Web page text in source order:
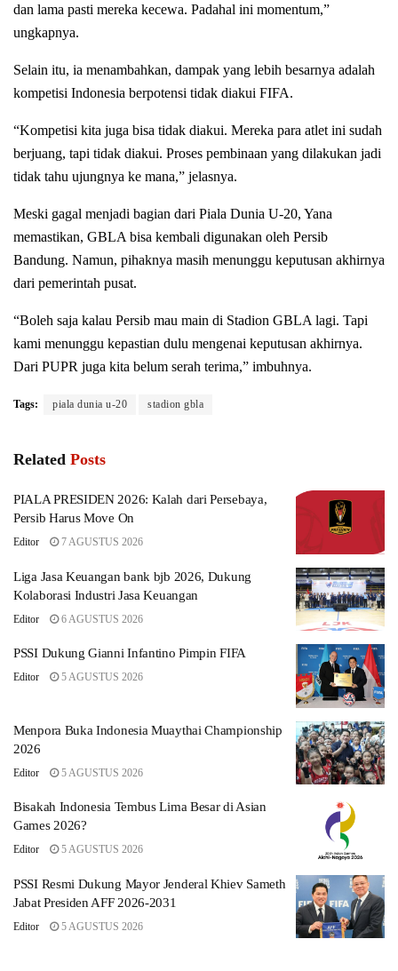
dan lama pasti mereka kecewa. Padahal ini momentum,”
ungkapnya.
Selain itu, ia menambahkan, dampak yang lebih besarnya adalah
kompetisi Indonesia berpotensi tidak diakui FIFA.
“Kompetisi kita juga bisa tidak diakui. Mereka para atlet ini sudah
berjuang, tapi tidak diakui. Proses pembinaan yang dilakukan jadi
tidak tahu ujungnya ke mana,” jelasnya.
Meski gagal menjadi bagian dari Piala Dunia U-20, Yana
memastikan, GBLA bisa kembali digunakan oleh Persib
Bandung. Namun, pihaknya masih menunggu keputusan akhirnya
dari pemerintah pusat.
“Boleh saja kalau Persib mau main di Stadion GBLA lagi. Tapi
kami menunggu kepastian dulu mengenai keputusan akhirnya.
Dari PUPR juga kita belum serah terima,” imbuhnya.
Tags: piala dunia u-20 stadion gbla
Related Posts
PIALA PRESIDEN 2026: Kalah dari Persebaya,
Persib Harus Move On
Editor 7 AGUSTUS 2026
Liga Jasa Keuangan bank bjb 2026, Dukung
Kolaborasi Industri Jasa Keuangan
Editor 6 AGUSTUS 2026
PSSI Dukung Gianni Infantino Pimpin FIFA
Editor 5 AGUSTUS 2026
Menpora Buka Indonesia Muaythai Championship
2026
Editor 5 AGUSTUS 2026
Bisakah Indonesia Tembus Lima Besar di Asian
Games 2026?
Editor 5 AGUSTUS 2026
PSSI Resmi Dukung Mayor Jenderal Khiev Sameth
Jabat Presiden AFF 2026-2031
Editor 5 AGUSTUS 2026